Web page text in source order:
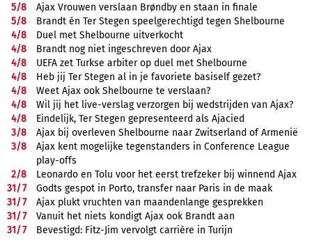
5/8
Ajax Vrouwen verslaan Brøndby en staan in finale
5/8
Brandt én Ter Stegen speelgerechtigd tegen Shelbourne
4/8
Duel met Shelbourne uitverkocht
4/8
Brandt nog niet ingeschreven door Ajax
4/8
UEFA zet Turkse arbiter op duel met Shelbourne
4/8
Heb jij Ter Stegen al in je favoriete basiself gezet?
4/8
Weet Ajax ook Shelbourne te verslaan?
4/8
Wil jij het live-verslag verzorgen bij wedstrijden van Ajax?
4/8
Eindelijk, Ter Stegen gepresenteerd als Ajacied
3/8
Ajax bij overleven Shelbourne naar Zwitserland of Armenië
3/8
Ajax kent mogelijke tegenstanders in Conference League
play-offs
2/8
Leonardo en Tolu voor het eerst trefzeker bij winnend Ajax
31/7
Godts gespot in Porto, transfer naar Paris in de maak
31/7
Ajax plukt vruchten van maandenlange gesprekken
31/7
Vanuit het niets kondigt Ajax ook Brandt aan
31/7 Bevestigd: Fitz-Jim vervolgt carrière in Turijn